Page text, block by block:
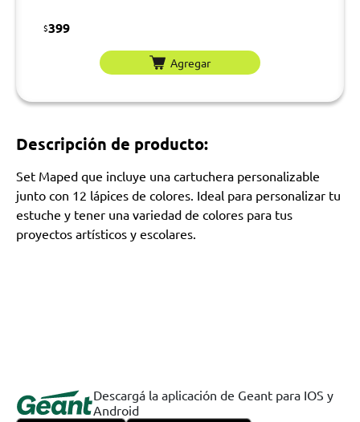
$399
Agregar
Descripción de producto:
Set Maped que incluye una cartuchera personalizable
junto con 12 lápices de colores. Ideal para personalizar tu
estuche y tener una variedad de colores para tus
proyectos artísticos y escolares.
Descargá la aplicación de Geant para IOS y
Android